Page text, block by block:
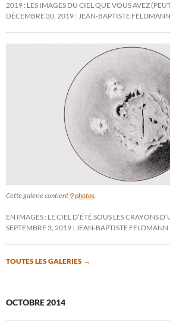
2019 : LES IMAGES DU CIEL QUE VOUS AVEZ
DÉCEMBRE 30, 2019 JEAN-BAPTISTE FELDMANN
Cette galerie contient 9 photos.
EN IMAGES : LE CIEL D’ÉTÉ SOUS LES CRAYONS
SEPTEMBRE 3, 2019 JEAN-BAPTISTE FELDMANN
TOUTES LES GALERIES →
OCTOBRE 2014